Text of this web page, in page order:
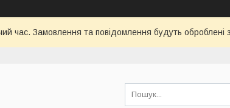
час. Замовлення та повідомлення будуть